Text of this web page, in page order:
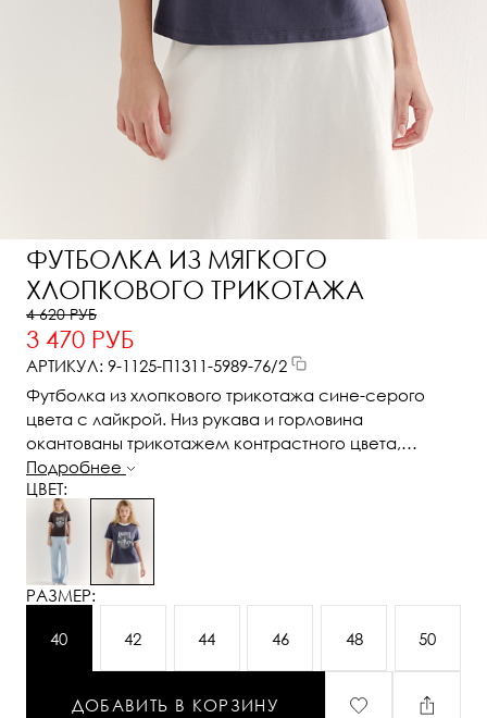
ФУТБОЛКА ИЗ МЯГКОГО
ХЛОПКОВОГО ТРИКОТАЖА
4 620 РУБ
3 470 РУБ
АРТИКУЛ: 9-1125-П1311-5989-76/2
Футболка из хлопкового трикотажа сине-серого
цвета с лайкрой. Низ рукава и горловина
окантованы трикотажем контрастного цвета,
спереди принт нанесенный шелкографическим
способом
Подробнее
ЦВЕТ:
РАЗМЕР:
40 42 44 46 48 50
ДОБАВИТЬ В КОРЗИНУ